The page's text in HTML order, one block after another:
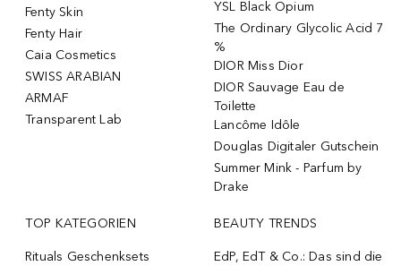
Fenty Skin
Fenty Hair
Caia Cosmetics
SWISS ARABIAN
ARMAF
Transparent Lab
YSL Black Opium
The Ordinary Glycolic Acid 7
%
DIOR Miss Dior
DIOR Sauvage Eau de
Toilette
Lancôme Idôle
Douglas Digitaler Gutschein
Summer Mink - Parfum by
Drake
TOP KATEGORIEN
Rituals Geschenksets
BEAUTY TRENDS
EdP, EdT & Co.: Das sind die